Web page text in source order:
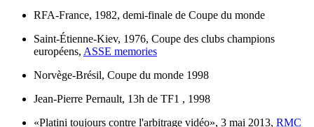
RFA-France, 1982, demi-finale de Coupe du monde
Saint-Étienne-Kiev, 1976, Coupe des clubs champions
européens, ASSE memories
Norvège-Brésil, Coupe du monde 1998
Jean-Pierre Pernault, 13h de TF1 , 1998
«Platini toujours contre l'arbitrage vidéo», 3 mai 2013, RMC